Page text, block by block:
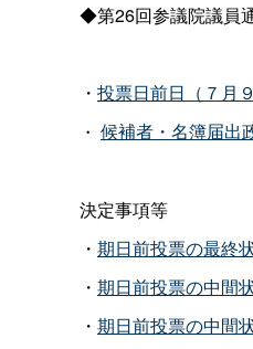
◆第26回参議院議員
・ 投票日前日（７月
・ 候補者・名簿届出
決定事項等
・ 期日前投票の最終
・ 期日前投票の中間
・ 期日前投票の中間